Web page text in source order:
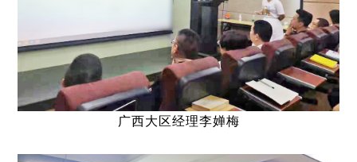
广西大区经理李婵梅